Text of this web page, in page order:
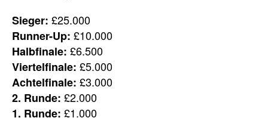
Sieger: £25.000
Runner-Up: £10.000
Halbfinale: £6.500
Viertelfinale: £5.000
Achtelfinale: £3.000
2. Runde: £2.000
1. Runde: £1.000